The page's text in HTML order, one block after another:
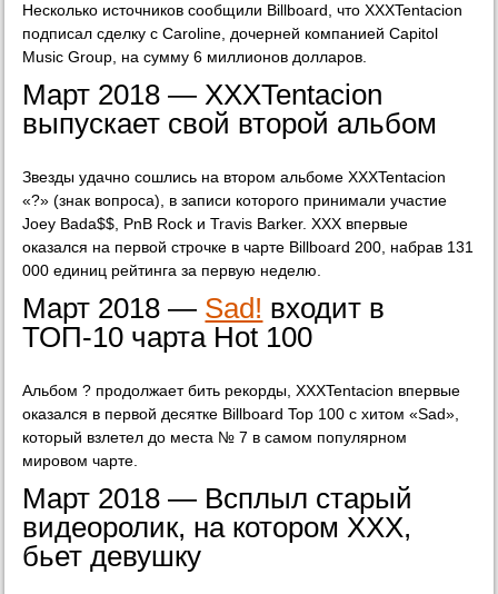
Несколько источников сообщили Billboard, что XXXTentacion
подписал сделку с Caroline, дочерней компанией Capitol
Music Group, на сумму 6 миллионов долларов.
Март 2018 — XXXTentacion
выпускает свой второй альбом
Звезды удачно сошлись на втором альбоме XXXTentacion
«?» (знак вопроса), в записи которого принимали участие
Joey Bada$$, PnB Rock и Travis Barker. XXX впервые
оказался на первой строчке в чарте Billboard 200, набрав 131
000 единиц рейтинга за первую неделю.
Март 2018 — Sad! входит в
ТОП-10 чарта Hot 100
Альбом ? продолжает бить рекорды, XXXTentacion впервые
оказался в первой десятке Billboard Top 100 с хитом «Sad»,
который взлетел до места № 7 в самом популярном
мировом чарте.
Март 2018 — Всплыл старый
видеоролик, на котором XXX,
бьет девушку